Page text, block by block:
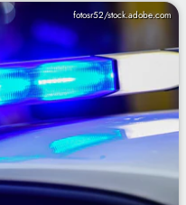
fotosr52/stock.adobe.com